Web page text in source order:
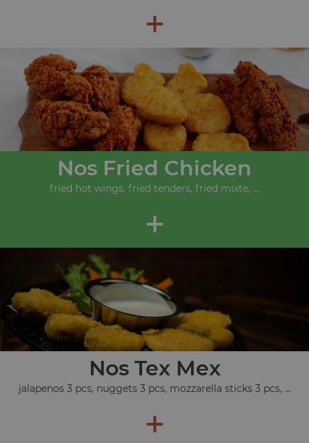
+
Nos Fried Chicken
fried hot wings, fried tenders, fried mixte, ...
+
Nos Tex Mex
jalapenos 3 pcs, nuggets 3 pcs, mozzarella sticks 3 pcs, ...
+